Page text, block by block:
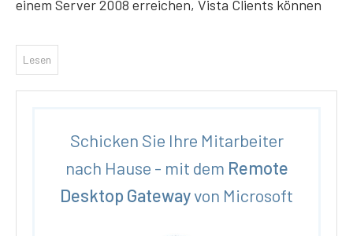
einem Server 2008 erreichen, Vista Clients können
Lesen
Schicken Sie Ihre Mitarbeiter
nach Hause - mit dem Remote
Desktop Gatewayvon Microsoft